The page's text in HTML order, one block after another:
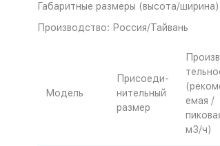
Габаритные размеры (высота/
Производство: Россия/Тайвань
Модель
Присоеди-
нительный
размер
емая /
м3/ч)